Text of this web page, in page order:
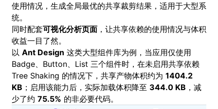
使用情况，生成全局最优的共享裁剪结果，适用于大型系
统。
同时配套可视化分析页面 ，让共享依赖的使用情况与体积
收益一目了然。
以 Ant Design 这类大型组件库为例，当应用仅使用
Badge、Button、List 三个组件时，在未启用共享依赖
Tree Shaking 的情况下，共享产物体积约为 1404.2
KB ；启用该能力后，实际加载体积降至 344.0 KB ，减
少了约 75.5% 的非必要代码。